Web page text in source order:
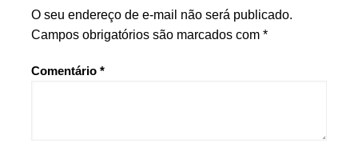
O seu endereço de e-mail não será publicado.
Campos obrigatórios são marcados com *
Comentário *